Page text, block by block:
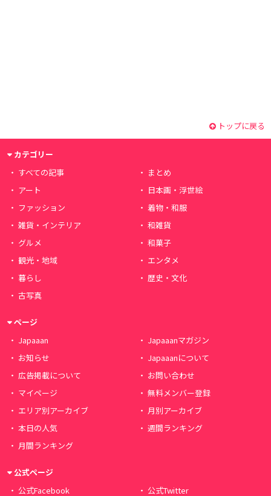
トップに戻る
カテゴリー
すべての記事
まとめ
アート
日本画・浮世絵
ファッション
着物・和服
雑貨・インテリア
和雑貨
グルメ
和菓子
観光・地域
エンタメ
暮らし
歴史・文化
古写真
ページ
Japaaan
Japaaanマガジン
お知らせ
Japaaanについて
広告掲載について
お問い合わせ
マイページ
無料メンバー登録
エリア別アーカイブ
月別アーカイブ
本日の人気
週間ランキング
月間ランキング
公式ページ
公式Facebook
公式Twitter